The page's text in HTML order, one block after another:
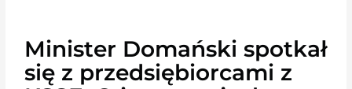
Minister Domański spotkał
się z przedsiębiorcami z